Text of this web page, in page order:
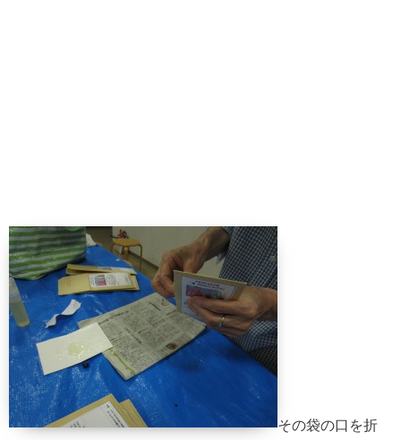
その袋の口を折